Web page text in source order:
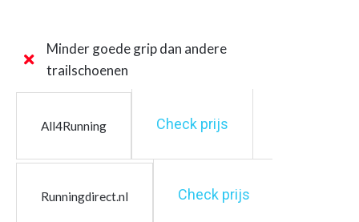
Minder goede grip dan andere
trailschoenen
All4Running Check prijs
Runningdirect.nl Check prijs